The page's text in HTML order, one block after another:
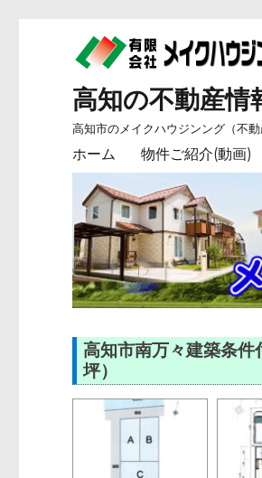
高知の不動産
高知市のメイクハウジンング（不
ホーム 物件ご紹介(動画)
高知市南万々建築条
坪）